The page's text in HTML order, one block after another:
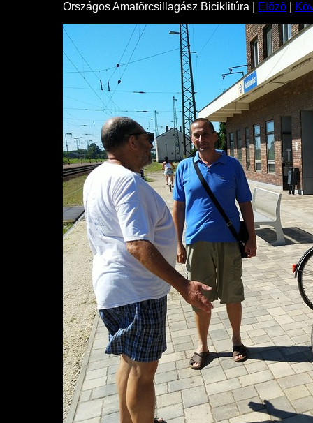
Országos Amatõrcsillagász Biciklitúra | Elõzõ